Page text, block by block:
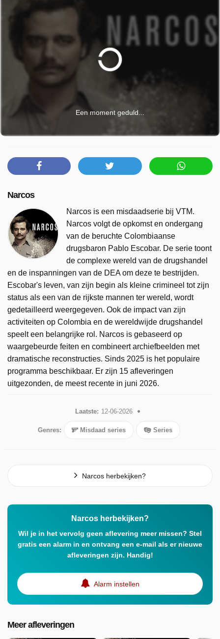
Een moment geduld...
Narcos
Narcos is een misdaadserie bij VTM.
Narcos volgt de opkomst en ondergang
van de beruchte Colombiaanse
drugsbaron Pablo Escobar. De serie toont
de complexe wereld van de drugshandel
en de inspanningen van de DEA om deze te bestrijden.
Escobar's leven, van zijn begin als kleine crimineel tot zijn
status als een van de rijkste mannen ter wereld, wordt
gedetailleerd weergegeven. Ook de impact van zijn
activiteiten op Colombia en de wereldwijde drugshandel
speelt een belangrijke rol. Narcos is gebaseerd op
waargebeurde feiten en combineert archiefbeelden met
dramatische reconstructies. Sinds 2025 is het populaire
programma beschikbaar. Er zijn 15 afleveringen
uitgezonden, de meest recente in juni 2026.
Laatste: 12-06-2026
Genres: Misdaad series Series
Narcos herbekijken?
Narcos herbekijken?
Wil je in het vervolg geen aflevering meer missen? Stel
gratis een alarm in en ontvang een e-mail als er nieuwe
afleveringen zijn. Handig!
Alarm instellen
Meer afleveringen